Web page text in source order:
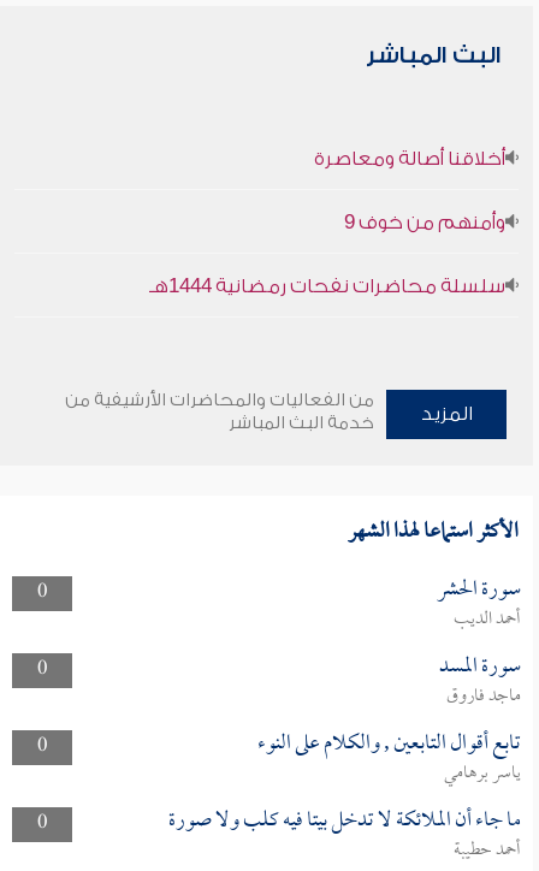
البث المباشر
أخلاقنا أصالة ومعاصرة
وأمنهم من خوف 9
سلسلة محاضرات نفحات رمضانية 1444هـ
المزيد
من الفعاليات والمحاضرات الأرشيفية من
خدمة البث المباشر
الأكثر استماعا لهذا الشهر
0 سورة الحشر
أحمد الديب
0
سورة المسد
ماجد فاروق
0
تابع أقوال التابعين , والكلام على النوء
ياسر برهامي
0
ما جاء أن الملائكة لا تدخل بيتا فيه كلب ولا صورة
أحمد حطيبة